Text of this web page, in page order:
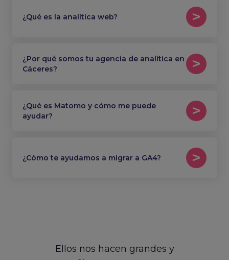
¿Qué es la analítica web?
¿Por qué somos tu agencia de analítica en
Cáceres?
¿Qué es Matomo y cómo me puede
ayudar?
¿Cómo te ayudamos a migrar a GA4?
Ellos nos hacen grandes y